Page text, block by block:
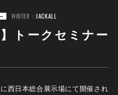
WRITER：JACKALL
トークセミナー
西日本総合展示場にて開催され